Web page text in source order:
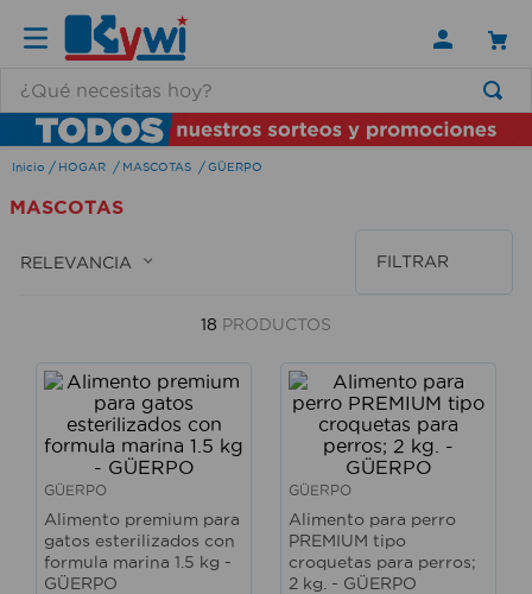
HOGAR MASCOTAS GÜERPO
MASCOTAS
RELEVANCIA FILTRAR
18 PRODUCTOS
GÜERPO
Alimento premium para
gatos esterilizados con
formula marina 1.5 kg -
GÜERPO
GÜERPO
Alimento para perro
PREMIUM tipo
croquetas para perros;
2 kg. - GÜERPO
TÉRMINOS MÁS BUSCADOS
1.
lamparas
2.
ducha
3.
silla
escritorio
cerradura
aspiradora
taladro